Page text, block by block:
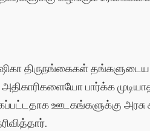
திருநங்கைகள்
பார்க்க
ஊடகங்களுக்கு அரசு